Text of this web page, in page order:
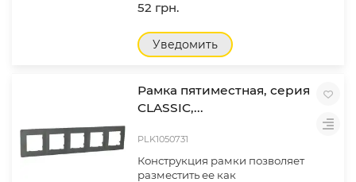
52 грн.
Уведомить
Рамка пятиместная, серия
CLASSIC,...
PLK1050731
Конструкция рамки позволяет
разместить ее как